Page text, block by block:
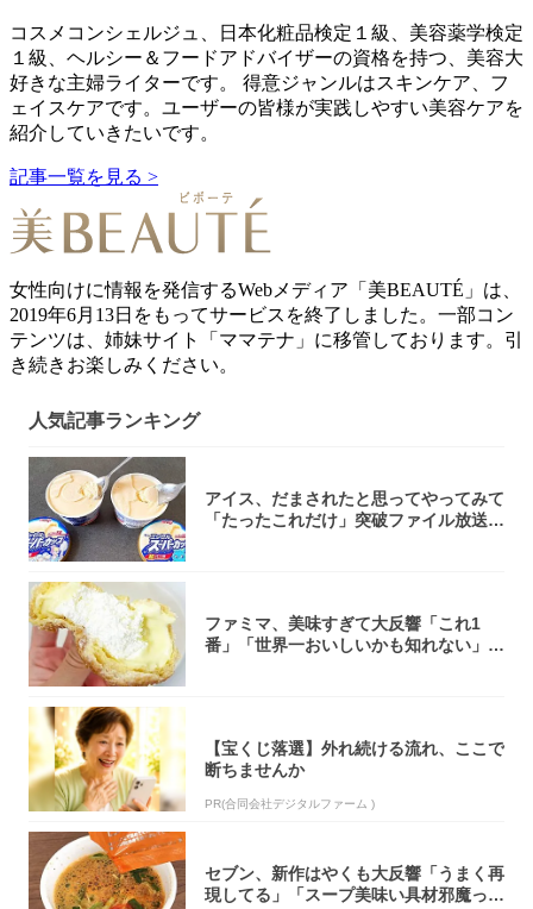
コスメコンシェルジュ、日本化粧品検定１級、美容薬学検定
１級、ヘルシー＆フードアドバイザーの資格を持つ、美容大
好きな主婦ライターです。 得意ジャンルはスキンケア、フ
ェイスケアです。ユーザーの皆様が実践しやすい美容ケアを
紹介していきたいです。
記事一覧を見る >
女性向けに情報を発信するWebメディア「美BEAUTÉ」は、
2019年6月13日をもってサービスを終了しました。一部コン
テンツは、姉妹サイト「ママテナ」に移管しております。引
き続きお楽しみください。
人気記事ランキング
アイス、だまされたと思ってやってみて
「たったこれだけ」突破ファイル放送で
ファミマ、美味すぎて大反響「これ1
番」「世界一おいしいかも知れない」
【宝くじ落選】外れ続ける流れ、ここで
断ちませんか
PR(合同会社デジタルファーム )
セブン、新作はやくも大反響「うまく再
現してる」「スープ美味い具材邪魔って